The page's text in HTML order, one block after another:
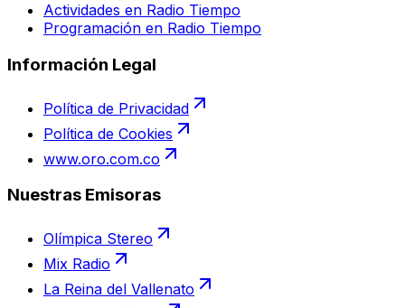
Actividades en Radio Tiempo
Programación en Radio Tiempo
Información Legal
Política de Privacidad
Política de Cookies
www.oro.com.co
Nuestras Emisoras
Olímpica Stereo
Mix Radio
La Reina del Vallenato